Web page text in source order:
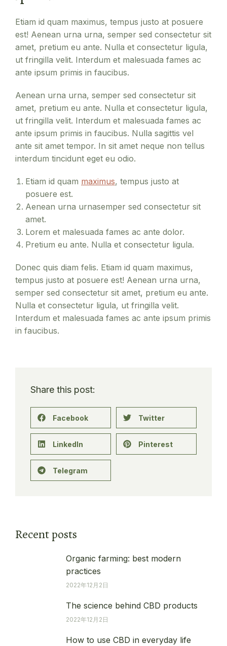
Etiam id quam maximus, tempus justo at posuere
est! Aenean urna urna, semper sed consectetur sit
amet, pretium eu ante. Nulla et consectetur ligula,
ut fringilla velit. Interdum et malesuada fames ac
ante ipsum primis in faucibus.
Aenean urna urna, semper sed consectetur sit
amet, pretium eu ante. Nulla et consectetur ligula,
ut fringilla velit. Interdum et malesuada fames ac
ante ipsum primis in faucibus. Nulla sagittis vel
ante sit amet tempor. In sit amet neque non tellus
interdum tincidunt eget eu odio.
Etiam id quam maximus, tempus justo at
posuere est.
Aenean urna urnasemper sed consectetur sit
amet.
Lorem et malesuada fames ac ante dolor.
Pretium eu ante. Nulla et consectetur ligula.
Donec quis diam felis. Etiam id quam maximus,
tempus justo at posuere est! Aenean urna urna,
semper sed consectetur sit amet, pretium eu ante.
Nulla et consectetur ligula, ut fringilla velit.
Interdum et malesuada fames ac ante ipsum primis
in faucibus.
Share this post:
Facebook Twitter
LinkedIn Pinterest
Telegram
Recent posts
Organic farming: best modern
practices
2022年12月2日
The science behind CBD products
2022年12月2日
How to use CBD in everyday life